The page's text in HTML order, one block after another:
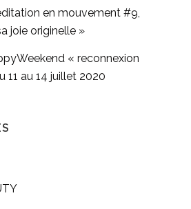
en mouvement #9,
joie originelle »
« reconnexion
11 au 14 juillet 2020